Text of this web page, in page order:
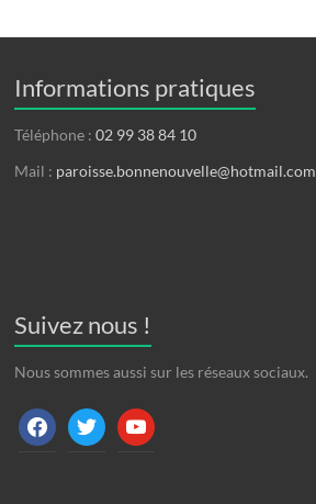
Informations pratiques
Téléphone :02 99 38 84 10
Mail : paroisse.bonnenouvelle@hotmail.com
Suivez nous !
Nous sommes aussi sur les réseaux sociaux.
facebooktwitter youtube